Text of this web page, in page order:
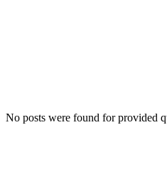
No posts were found for provided